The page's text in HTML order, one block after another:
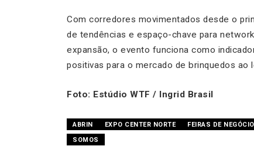
Com corredores movimentados desde o
de tendências e espaço-chave para
expansão, o evento funciona como
positivas para o mercado de brinquedos ao
Foto: Estúdio WTF / Ingrid Brasil
ABRIN EXPO CENTER NORTE FEIRAS DE
SOMOS